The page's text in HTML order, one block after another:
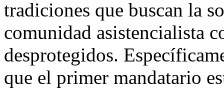
tradiciones que buscan la
comunidad asistencialista
desprotegidos.
que el primer mandatario